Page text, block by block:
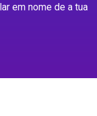
em nome de a tua